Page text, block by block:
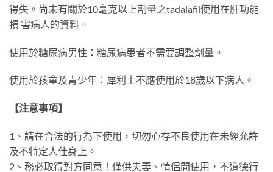
得失。尚未有關於10毫克以上劑量之tadalafil使用在肝功能
損 害病人的資料。
使用於糖尿病男性：糖尿病患者不需要調整劑量。
使用於孩童及青少年：犀利士不應使用於18歲以下病人。
【注意事項】
1、請在合法的行為下使用，切勿心存不良使用在未經允許
及不特定人仕身上。
2、務必取得對方同意！僅供夫妻、情侶間使用，不道德行